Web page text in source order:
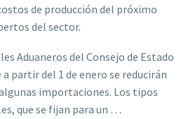
de producción del próximo
del sector.
Aduaneros del Consejo de Estado
partir del 1 de enero se reducirán
importaciones. Los tipos
que se fijan para un …